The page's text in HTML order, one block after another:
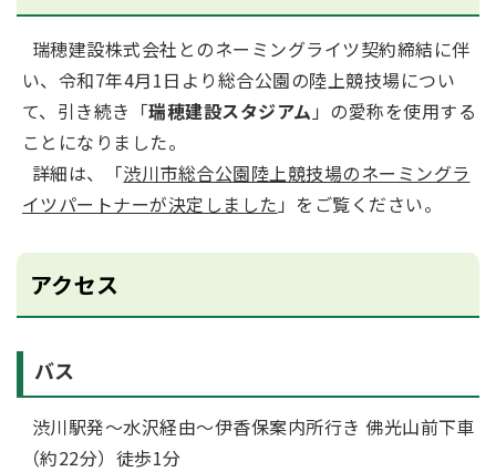
瑞穂建設株式会社とのネーミングライツ契約締結に伴
い、令和7年4月1日より総合公園の陸上競技場につい
て、引き続き「瑞穂建設スタジアム 」の愛称を使用する
ことになりました。
詳細は、「渋川市総合公園陸上競技場のネーミングラ
イツパートナーが決定しました 」をご覧ください。
アクセス
バス
渋川駅発～水沢経由～伊香保案内所行き 佛光山前下車
（約22分）徒歩1分